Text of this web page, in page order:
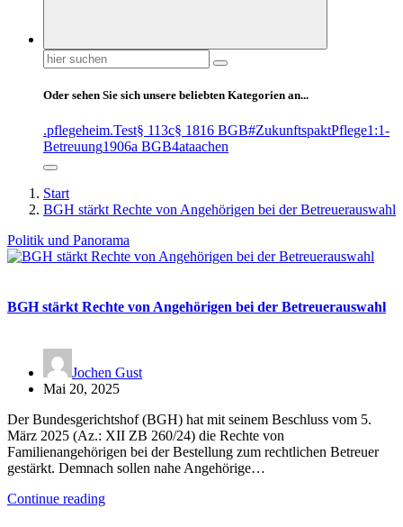
Suchen
nach:
Oder sehen Sie sich unsere beliebten Kategorien an...
.pflegeheim.Test§ 113c§ 1816 BGB#ZukunftspaktPflege1:1-
Betreuung1906a BGB4ataachen
Start
BGH stärkt Rechte von Angehörigen bei der Betreuerauswahl
Politik und Panorama
BGH stärkt Rechte von Angehörigen bei der Betreuerauswahl
Jochen Gust
Mai 20, 2025
Der Bundesgerichtshof (BGH) hat mit seinem Beschluss vom 5.
März 2025 (Az.: XII ZB 260/24) die Rechte von
Familienangehörigen bei der Bestellung zum rechtlichen Betreuer
gestärkt. Demnach sollen nahe Angehörige…
Continue reading